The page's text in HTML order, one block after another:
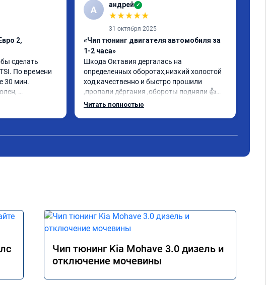
2,
сделать
По времени
30 мин.
по-другому
А андрей ✓
★★★★★
31 октября 2025
«Чип тюнинг двигателя автомобиля за
1-2 часа»
Шкода Октавия дергалась на
определенных оборотах,низкий холостой
ход,качественно и быстро прошили
,пропали дёргания ,обороты подняли 👍
прислали сертификат данной
Читать полностью
Чип тюнинг Kia Mohave 3.0 дизель и
отключение мочевины